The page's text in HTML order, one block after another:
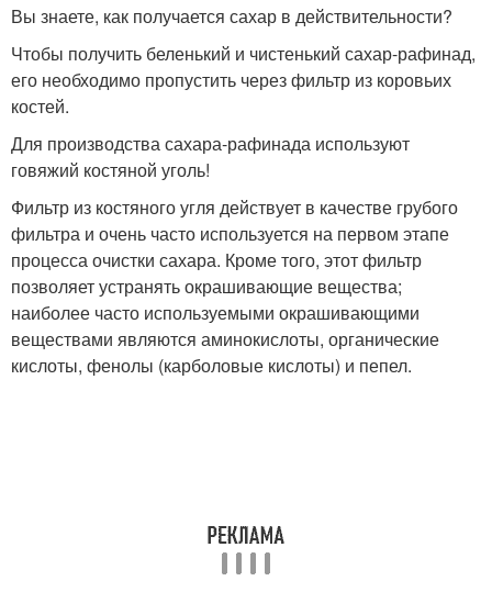
Вы знаете, как получается сахар в действительности?
Чтобы получить беленький и чистенький сахар-рафинад,
его необходимо пропустить через фильтр из коровьих
костей.
Для производства сахара-рафинада используют
говяжий костяной уголь!
Фильтр из костяного угля действует в качестве грубого
фильтра и очень часто используется на первом этапе
процесса очистки сахара. Кроме того, этот фильтр
позволяет устранять окрашивающие вещества;
наиболее часто используемыми окрашивающими
веществами являются аминокислоты, органические
кислоты, фенолы (карболовые кислоты) и пепел.